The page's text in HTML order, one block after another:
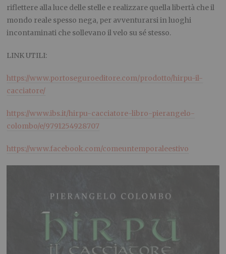
riflettere alla luce delle stelle e realizzare quella libertà che il
mondo reale spesso nega, per avventurarsi in luoghi
incontaminati che sollevano il velo su sé stesso.
LINK UTILI:
https://www.portoseguroeditore.com/prodotto/hirpu-il-
cacciatore/
https://www.ibs.it/hirpu-cacciatore-libro-pierangelo-
colombo/e/9791254928707
https://www.facebook.com/comeuntemporaleestivo